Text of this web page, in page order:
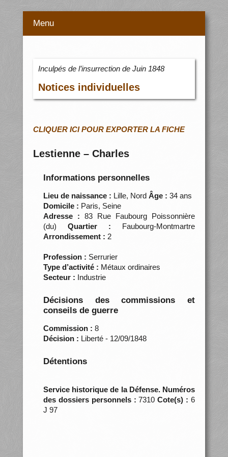
Menu
Inculpés de l’insurrection de Juin 1848
Notices individuelles
CLIQUER ICI POUR EXPORTER LA FICHE
Lestienne – Charles
Informations personnelles
Lieu de naissance : Lille, NordÂge : 34 ans
Domicile : Paris, Seine
Adresse : 83 Rue Faubourg Poissonnière
(du) Quartier : Faubourg-Montmartre
Arrondissement : 2
Profession : Serrurier
Type d’activité : Métaux ordinaires
Secteur : Industrie
Décisions des commissions et
conseils de guerre
Commission : 8
Décision : Liberté - 12/09/1848
Détentions
Service historique de la Défense. Numéros
des dossiers personnels :7310Cote(s) : 6
J 97